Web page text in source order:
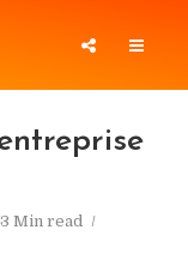
3 Min read